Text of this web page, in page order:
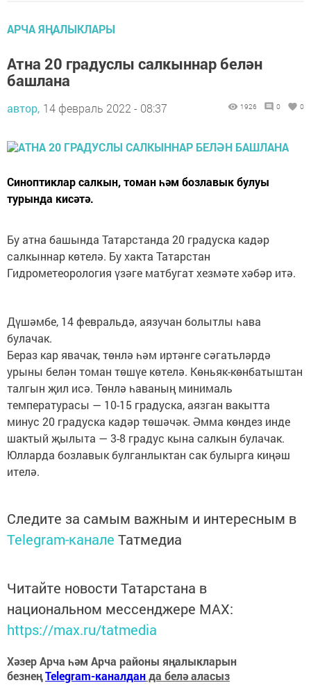
АРЧА ЯҢАЛЫКЛАРЫ
Атна 20 градуслы салкыннар белән
башлана
автор, 14 февраль 2022 - 08:37 1926 0 0
Синоптиклар салкын, томан һәм бозлавык булуы
турында кисәтә.
Бу атна башында Татарстанда 20 градуска кадәр
салкыннар көтелә. Бу хакта Татарстан
Гидрометеорология үзәге матбугат хезмәте хәбәр итә.
Дүшәмбе, 14 февральдә, аязучан болытлы һава
булачак.
Бераз кар явачак, төнлә һәм иртәнге сәгатьләрдә
урыны белән томан төшүе көтелә. Көньяк-көнбатыштан
талгын җил исә. Төнлә һаваның минималь
температурасы — 10-15 градуска, аязган вакытта
минус 20 градуска кадәр төшәчәк. Әмма көндез инде
шактый җылыта — 3-8 градус кына салкын булачак.
Юлларда бозлавык булганлыктан сак булырга киңәш
ителә.
Следите за самым важным и интересным в
Telegram-канале Татмедиа
Читайте новости Татарстана в
национальном мессенджере MАХ:
https://max.ru/tatmedia
Хәзер Арча һәм Арча районы яңалыкларын
безнеңTelegram-каналданда белә аласыз